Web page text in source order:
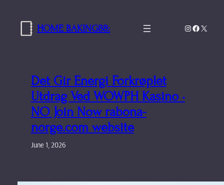
content
HOME BAKING88: Instagram
Facebook
X
Det Gir Energi Forkrøplet
Utdrag Ved WOWPH Kasino •
NO Join Now rabona-
norge.com website
June 1, 2026